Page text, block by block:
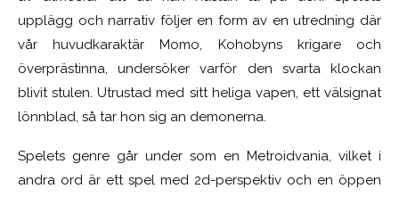
upplägg och narrativ följer en form av en utredning där
vår huvudkaraktär Momo, Kohobyns krigare och
överprästinna, undersöker varför den svarta klockan
blivit stulen. Utrustad med sitt heliga vapen, ett välsignat
lönnblad, så tar hon sig an demonerna.
Spelets genre går under som en Metroidvania, vilket i
andra ord är ett spel med 2d-perspektiv och en öppen